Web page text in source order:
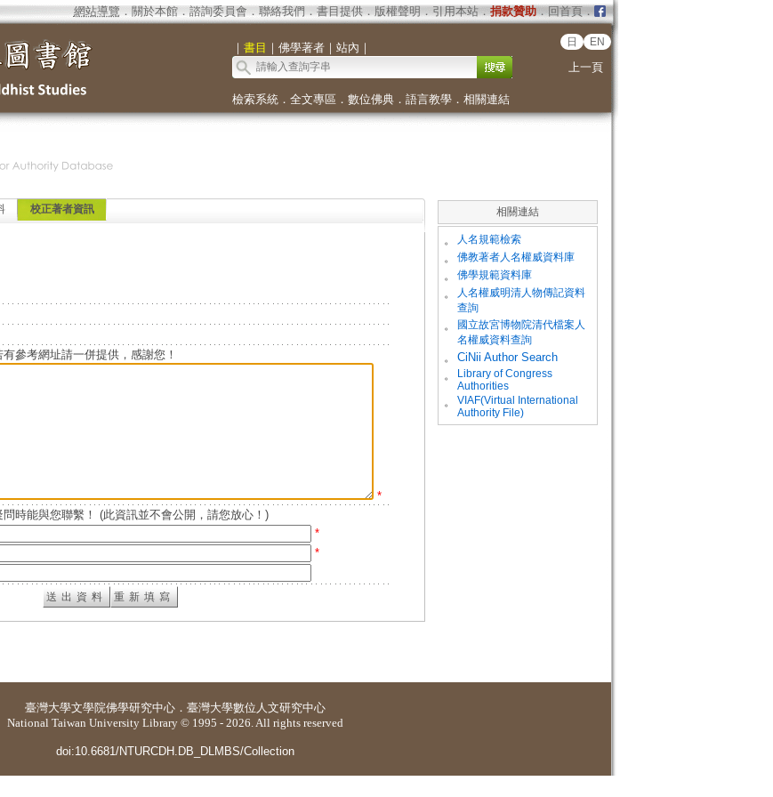
網站導覽 ． 關於本館． 諮詢委員會． 聯絡我們 ． 書目提供． 版權聲明 ． 引用本站． 捐款贊助．回首頁．
｜ 書目 ｜ 佛學著者｜ 站內 ｜ 日 EN
上一頁
檢索系統． 全文專區 ． 數位佛典． 語言教學． 相關連結
校正著者資訊
參考網址請一併提供，感謝您！
*
時能與您聯繫！ (此資訊並不會公開，請您放心！)
*
*
相關連結
。 人名規範檢索
。 佛教著者人名權威資料庫
。 佛學規範資料庫
。
人名權威明清人物傳記資料
查詢
。
國立故宮博物院清代檔案人
名權威資料查詢
。
CiNii Author Search
。
Library of Congress
Authorities
。
VIAF(Virtual International
Authority File)
臺灣大學文學院佛學研究中心 ． 臺灣大學數位人文研究中心
National Taiwan University Library © 1995 - 2026. All rights reserved
doi:10.6681/NTURCDH.DB_DLMBS/Collection